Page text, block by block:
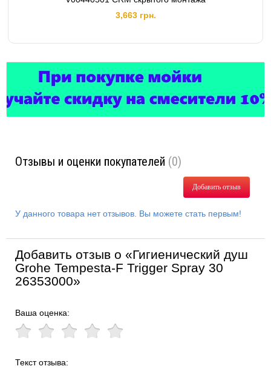
3,663 грн.
Отзывы и оценки покупателей (0)
Добавить отзыв
У данного товара нет отзывов. Вы можете стать первым!
Добавить отзыв о «Гигиенический душ
Grohe Tempesta-F Trigger Spray 30
26353000»
Ваша оценка:
Текст отзыва: